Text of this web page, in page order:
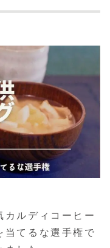
カルディコーヒー
当てるな選手権で